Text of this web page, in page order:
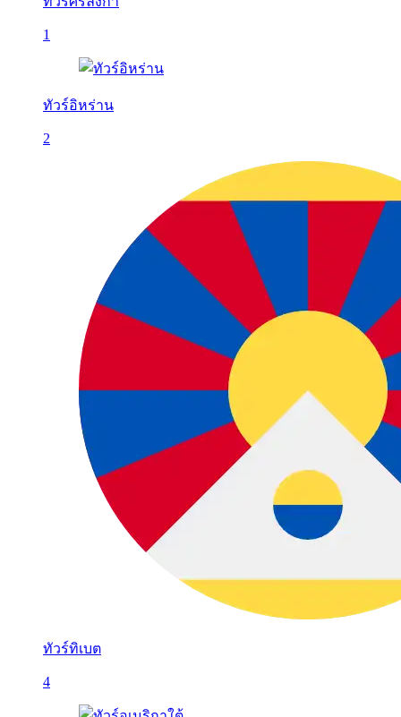
1
ทัวร์อิหร่าน
2
ทัวร์ทิเบต
4